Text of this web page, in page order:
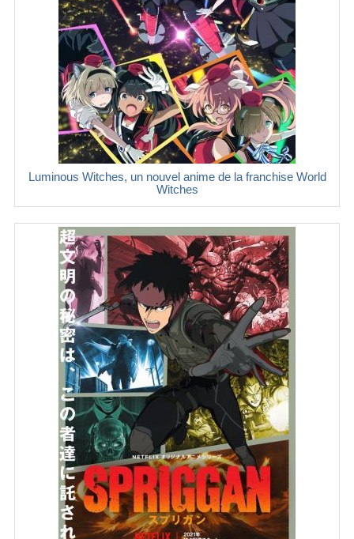
Luminous Witches, un nouvel anime de la franchise World
Witches